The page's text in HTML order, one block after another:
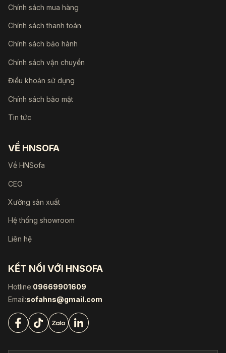
Chính sách mua hàng
Chính sách thanh toán
Chính sách bảo hành
Chính sách vận chuyển
Điều khoản sử dụng
Chính sách bảo mật
Tin tức
VỀ HNSOFA
Về HNSofa
CEO
Xưởng sản xuất
Hệ thống showroom
Liên hệ
KẾT NỐI VỚI HNSOFA
Hotline:09669901609
Email:sofahns@gmail.com